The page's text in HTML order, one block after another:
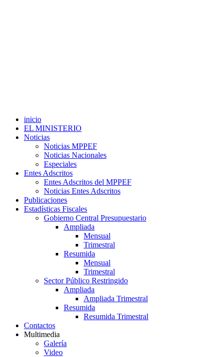
inicio
EL MINISTERIO
Noticias
Noticias MPPEF
Noticias Nacionales
Especiales
Entes Adscritos
Entes Adscritos del MPPEF
Noticias Entes Adscritos
Publicaciones
Estadísticas Fiscales
Gobierno Central Presupuestario
Ampliada
Mensual
Trimestral
Resumida
Mensual
Trimestral
Sector Público Restringido
Ampliada
Ampliada Trimestral
Resumida
Resumida Trimestral
Contactos
Multimedia
Galería
Video